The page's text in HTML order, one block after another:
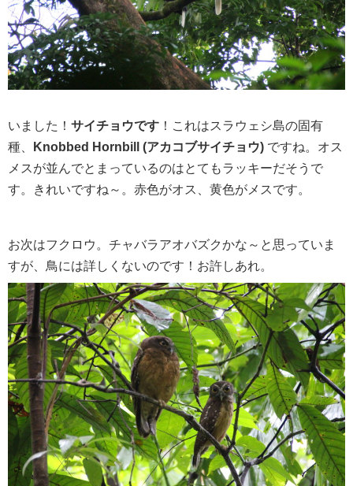
いました！ サイチョウです ！これはスラウェシ島の固有
種、
Knobbed Hornbill (アカコブサイチョウ) ですね。オス
メスが並んでとまっているのはとてもラッキーだそうで
す。きれいですね～。赤色がオス、黄色がメスです。
お次はフクロウ。チャバラアオバズクかな～と思っていま
すが、鳥には詳しくないのです！お許しあれ。